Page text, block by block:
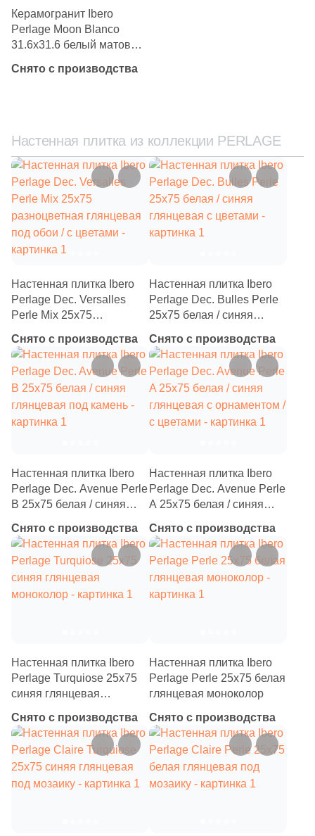
20x40
40x80
60x120
Производитель
Kerama Marazzi
Laparet
Delacora
Страна
Китай
Индия
Италия
Форма
Квадратная
Прямоугольная
Керамогранит Ibero
Perlage Moon Blanco
31.6x31.6 белый матовый
Снято с производства
Настенная плитка из коллекции PERLAGE
Настенная плитка Ibero
Perlage Dec. Versalles
Perle Mix 25x75
под обои / с цветами
Снято с производства
Настенная плитка Ibero
Perlage Dec. Bulles Perle
25x75 белая / синяя
Снято с производства
Настенная плитка Ibero
Perlage Dec. Avenue Perle
B 25x75 белая / синяя
Снято с производства
Настенная плитка Ibero
Perlage Dec. Avenue Perle
A 25x75 белая / синяя
с цветами
Снято с производства
Настенная плитка Ibero
Perlage Turquiose 25x75
синяя глянцевая
Снято с производства
Настенная плитка Ibero
Perlage Perle 25x75 белая
глянцевая моноколор
Снято с производства